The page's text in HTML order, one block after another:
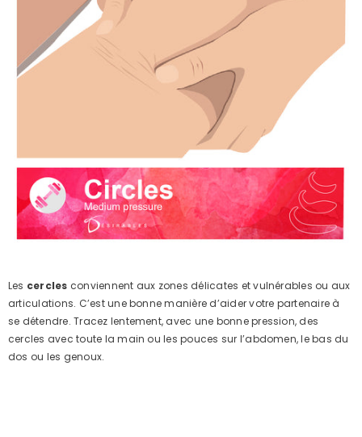
Les cercles conviennent aux zones délicates et vulnérables ou aux
articulations. C’est une bonne manière d’aider votre partenaire à
se détendre. Tracez lentement, avec une bonne pression, des
cercles avec toute la main ou les pouces sur l’abdomen, le bas du
dos ou les genoux.